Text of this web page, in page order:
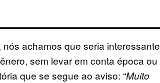
achamos que seria interessante
sem levar em conta época ou
que se segue ao aviso: “Muito